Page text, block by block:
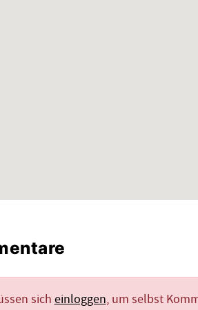
sich einloggen, um selbst